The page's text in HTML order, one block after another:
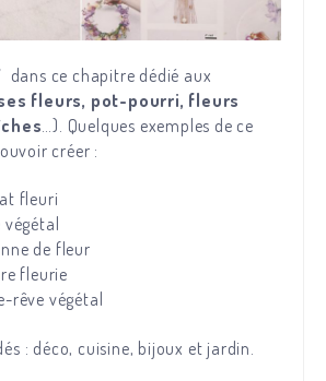
dans ce chapitre dédié aux
fleurs, pot-pourri, fleurs
…). Quelques exemples de ce
créer :
fleuri
de fleur
fleurie
rêve végétal
: déco, cuisine, bijoux et jardin.